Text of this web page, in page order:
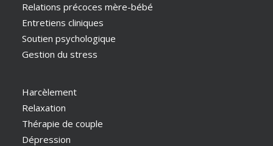
Relations précoces mère-bébé
Entretiens cliniques
Soutien psychologique
Gestion du stress
Harcèlement
Relaxation
Thérapie de couple
Dépression